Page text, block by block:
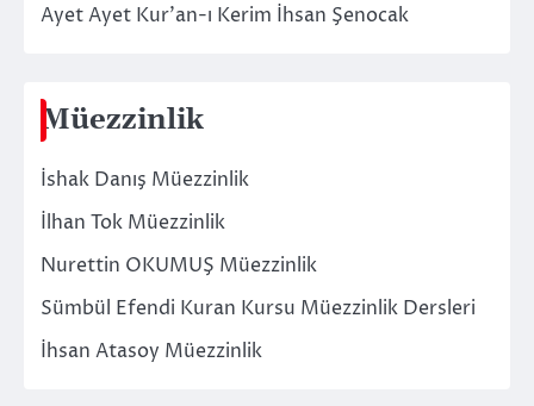
Ayet Ayet Kur’an-ı Kerim İhsan Şenocak
Müezzinlik
İshak Danış Müezzinlik
İlhan Tok Müezzinlik
Nurettin OKUMUŞ Müezzinlik
Sümbül Efendi Kuran Kursu Müezzinlik Dersleri
İhsan Atasoy Müezzinlik